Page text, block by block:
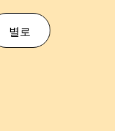
별로